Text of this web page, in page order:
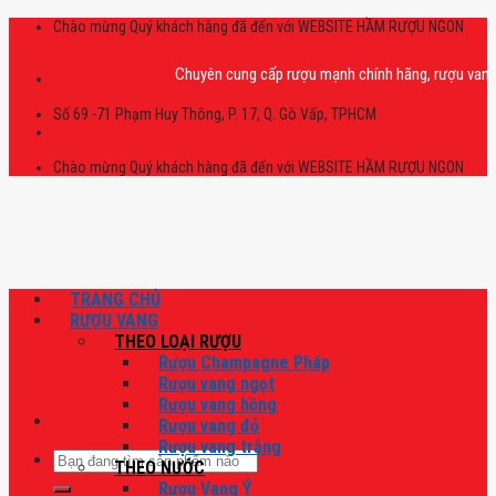
Skip
Chào mừng Quý khách hàng đã đến với WEBSITE HẦM RƯỢU NGON
Chuyên cung cấp rượu mạnh chính hãng, rượu vang
Số 69 -71 Phạm Huy Thông, P. 17, Q. Gò Vấp, TPHCM
Chào mừng Quý khách hàng đã đến với WEBSITE HẦM RƯỢU NGON
Tìm
kiếm:
TRANG CHỦ
RƯỢU VANG
THEO LOẠI RƯỢU
Rượu Champagne Pháp
Rượu vang ngọt
Rượu vang hồng
Rượu vang đỏ
Rượu vang trắng
THEO NƯỚC
Rượu Vang Ý